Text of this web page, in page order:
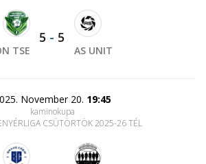
TSE
5 - 5
AS UNIT
November 20. 19:45
kaminokupa
CSÜTÖRTÖK 2025-26 TÉL